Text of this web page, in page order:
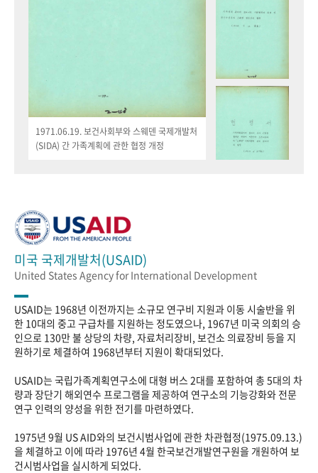
1971.06.19. 보건사회부와 스웨덴 국제개발처
(SIDA) 간 가족계획에 관한 협정 개정
미국 국제개발처(USAID)
United States Agency for International Development
USAID는 1968년 이전까지는 소규모 연구비 지원과 이동 시술반을 위
한 10대의 중고 구급차를 지원하는 정도였으나, 1967년 미국 의회의 승
인으로 130만 불 상당의 차량, 자료처리장비, 보건소 의료장비 등을 지
원하기로 체결하여 1968년부터 지원이 확대되었다.
USAID는 국립가족계획연구소에 대형 버스 2대를 포함하여 총 5대의 차
량과 장단기 해외연수 프로그램을 제공하여 연구소의 기능강화와 전문
연구 인력의 양성을 위한 전기를 마련하였다.
1975년 9월 US AID와의 보건시범사업에 관한 차관협정(1975.09.13.)
을 체결하고 이에 따라 1976년 4월 한국보건개발연구원을 개원하여 보
건시범사업을 실시하게 되었다.